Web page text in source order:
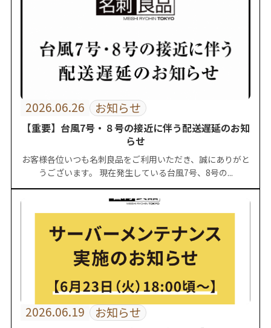
2026.06.26 お知らせ
【重要】台風7号・８号の接近に伴う配送遅延のお知
らせ
お客様各位いつも名刺良品をご利用いただき、誠にありがと
うございます。 現在発生している台風7号、8号の...
2026.06.19 お知らせ